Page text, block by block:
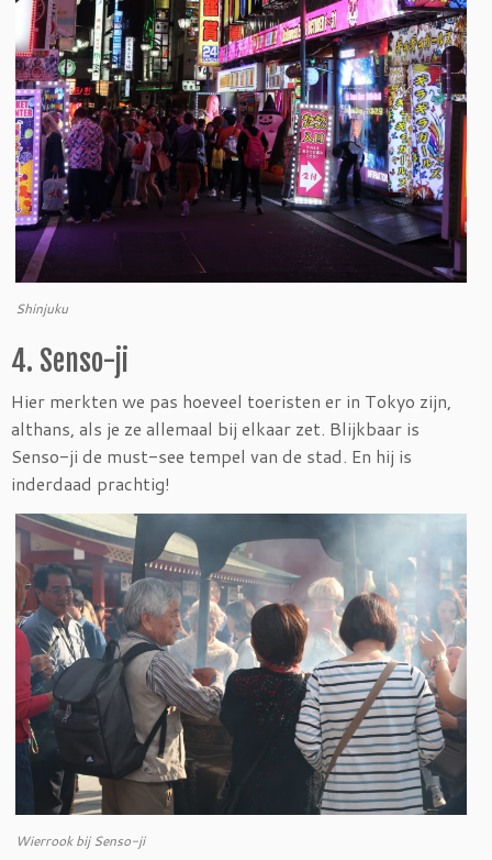
Shinjuku
4. Senso-ji
Hier merkten we pas hoeveel toeristen er in Tokyo zijn,
althans, als je ze allemaal bij elkaar zet. Blijkbaar is
Senso-ji de must-see tempel van de stad. En hij is
inderdaad prachtig!
Wierrook bij Senso-ji